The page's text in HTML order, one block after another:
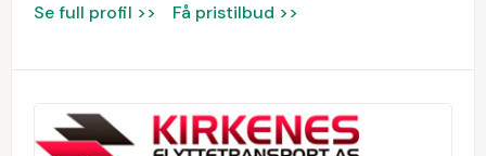
Se full profil >> Få pristilbud >>